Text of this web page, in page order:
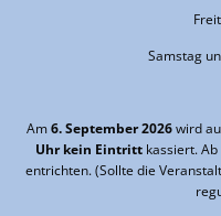
Samstag
Am6. September 2026wird
Uhr kein Eintrittkassiert. Ab
entrichten. (Sollte die